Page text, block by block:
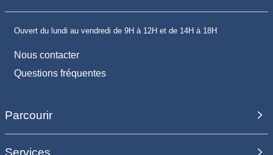
Ouvert du lundi au vendredi de 9H à 12H et de 14H à 18H
Nous contacter
Questions fréquentes
Parcourir
Services